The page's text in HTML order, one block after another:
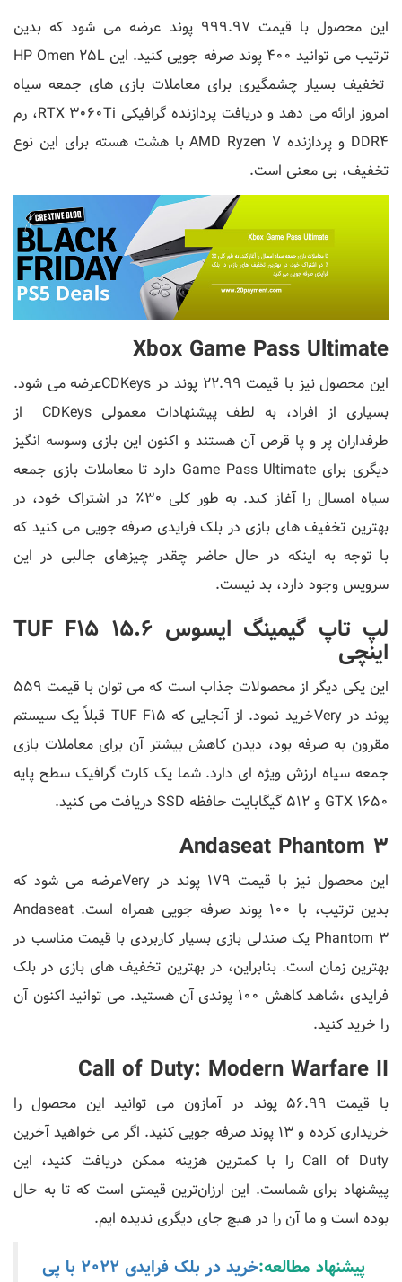
این محصول با قیمت 999.97 پوند عرضه می شود که بدین
ترتیب می توانید 400 پوند صرفه جویی کنید. این HP Omen 25L
تخفیف بسیار چشمگیری برای معاملات بازی های جمعه سیاه
امروز ارائه می دهد و دریافت پردازنده گرافیکی RTX 3060Ti، رم
DDR4 و پردازنده AMD Ryzen 7 با هشت هسته برای این نوع
تخفیف، بی معنی است.
Xbox Game Pass Ultimate
این محصول نیز با قیمت 22.99 پوند در CDKeysعرضه می شود.
بسیاری از افراد، به لطف پیشنهادات معمولی CDKeys از
طرفداران پر و پا قرص آن هستند و اکنون این بازی وسوسه انگیز
دیگری برای Game Pass Ultimate دارد تا معاملات بازی جمعه
سیاه امسال را آغاز کند. به طور کلی 30٪ در اشتراک خود، در
بهترین تخفیف های بازی در بلک فرایدی صرفه جویی می کنید که
با توجه به اینکه در حال حاضر چقدر چیزهای جالبی در این
سرویس وجود دارد، بد نیست.
لپ تاپ گیمینگ ایسوس TUF F15 15.6
اینچی
این یکی دیگر از محصولات جذاب است که می توان با قیمت 559
پوند در Veryخرید نمود. از آنجایی که TUF F15 قبلاً یک سیستم
مقرون به صرفه بود، دیدن کاهش بیشتر آن برای معاملات بازی
جمعه سیاه ارزش ویژه ای دارد. شما یک کارت گرافیک سطح پایه
GTX 1650 و 512 گیگابایت حافظه SSD دریافت می کنید.
Andaseat Phantom 3
این محصول نیز با قیمت 179 پوند در Veryعرضه می شود که
بدین ترتیب، با 100 پوند صرفه جویی همراه است. Andaseat
Phantom 3 یک صندلی بازی بسیار کاربردی با قیمت مناسب در
بهترین زمان است. بنابراین، در بهترین تخفیف های بازی در بلک
فرایدی ،شاهد کاهش 100 پوندی آن هستید. می توانید اکنون آن
را خرید کنید.
Call of Duty: Modern Warfare II
با قیمت 56.99 پوند در آمازون می توانید این محصول را
خریداری کرده و 13 پوند صرفه جویی کنید. اگر می خواهید آخرین
Call of Duty را با کمترین هزینه ممکن دریافت کنید، این
پیشنهاد برای شماست. این ارزان‌ترین قیمتی است که تا به حال
بوده است و ما آن را در هیچ جای دیگری ندیده ایم.
پیشنهاد مطالعه:
خرید در بلک فرایدی 2022 با پی